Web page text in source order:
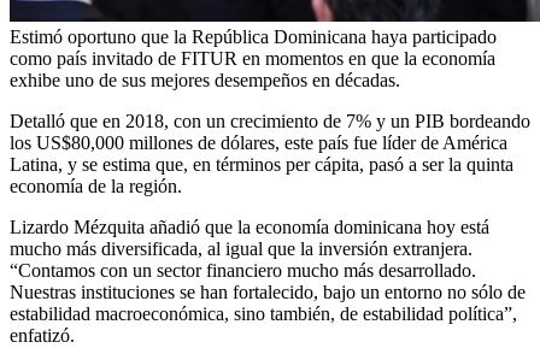
Estimó oportuno que la República Dominicana haya participado
como país invitado de FITUR en momentos en que la economía
exhibe uno de sus mejores desempeños en décadas.
Detalló que en 2018, con un crecimiento de 7% y un PIB bordeando
los US$80,000 millones de dólares, este país fue líder de América
Latina, y se estima que, en términos per cápita, pasó a ser la quinta
economía de la región.
Lizardo Mézquita añadió que la economía dominicana hoy está
mucho más diversificada, al igual que la inversión extranjera.
“Contamos con un sector financiero mucho más desarrollado.
Nuestras instituciones se han fortalecido, bajo un entorno no sólo de
estabilidad macroeconómica, sino también, de estabilidad política”,
enfatizó.